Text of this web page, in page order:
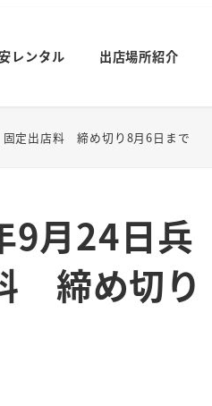
レンタル 出店場所紹介
定出店料 締め切り8月6日まで
9月24日兵
締め切り